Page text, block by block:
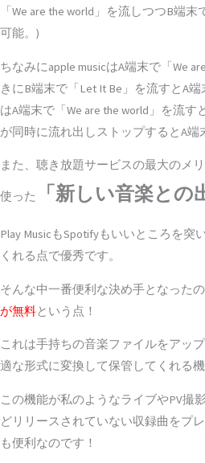
「We are the world」を流しつつB端
可能。)
ちなみにapple musicはA端末で「We
きにB端末で「Let It Be」を流すとA
はA端末で「We are the world」を流す
が同時に流れ出しストップするとA端
また、聴き放題サービスの最大のメ
使った 「新しい音楽との
Play MusicもSpotifyもいいところを突
くれる点で優秀です。
そんな中一番便利な決め手となった
が無料という点！
これは手持ちの音楽ファイルをアッ
適な形式に変換して保管してくれる機
この機能が私のようなライブやPV撮
どリリースされていない収録曲をプ
も便利なのです！